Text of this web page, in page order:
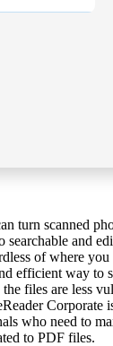
turn scanned
searchable and
of where you
efficient way to
files are less
Corporate
who need to
to PDF files.